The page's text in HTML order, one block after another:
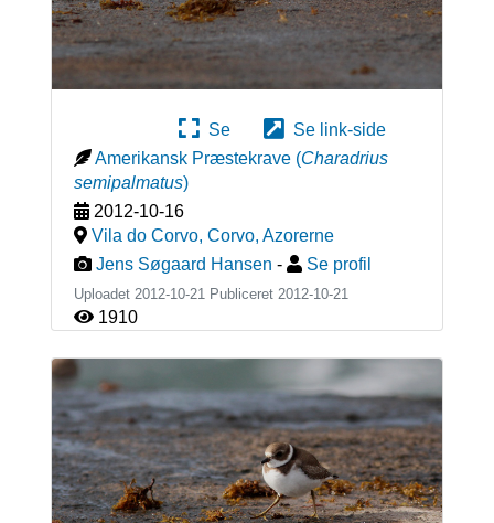
Se
Se link-side
Amerikansk Præstekrave (Charadrius
semipalmatus)
2012-10-16
Vila do Corvo, Corvo, Azorerne
Jens Søgaard Hansen - Se profil
Uploadet 2012-10-21 Publiceret 2012-10-21
1910